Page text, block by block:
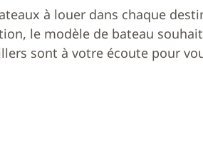
à louer dans chaque
le modèle de bateau
sont à votre écoute pour